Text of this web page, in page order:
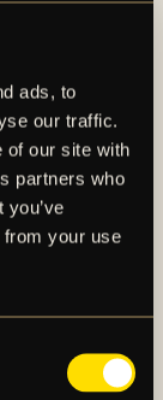
ads, to
our traffic.
of our site with
partners who
from your use